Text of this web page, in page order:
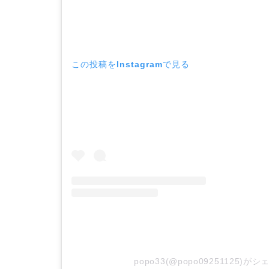
この投稿をInstagramで見る
popo33(@popo09251125)がシ